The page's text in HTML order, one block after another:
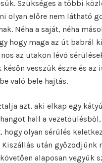
Szükséges a többi
olyan előre nem látható
Néha a saját, néha
hogy maga az út babrál
az utakon lévő
vesszük észre és
való bele hajtás.
azt, aki elkap egy
hall a
olyan sérülés
után győződjünk
alaposan vegyük